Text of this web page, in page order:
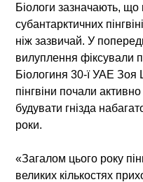
Біологи зазначають, що
субантарктичних
ніж зазвичай. У
вилуплення фіксували
Біологиня 30-ї УАЕ
пінгвіни почали
будувати гнізда
роки.
«Загалом цього року
великих кількостях